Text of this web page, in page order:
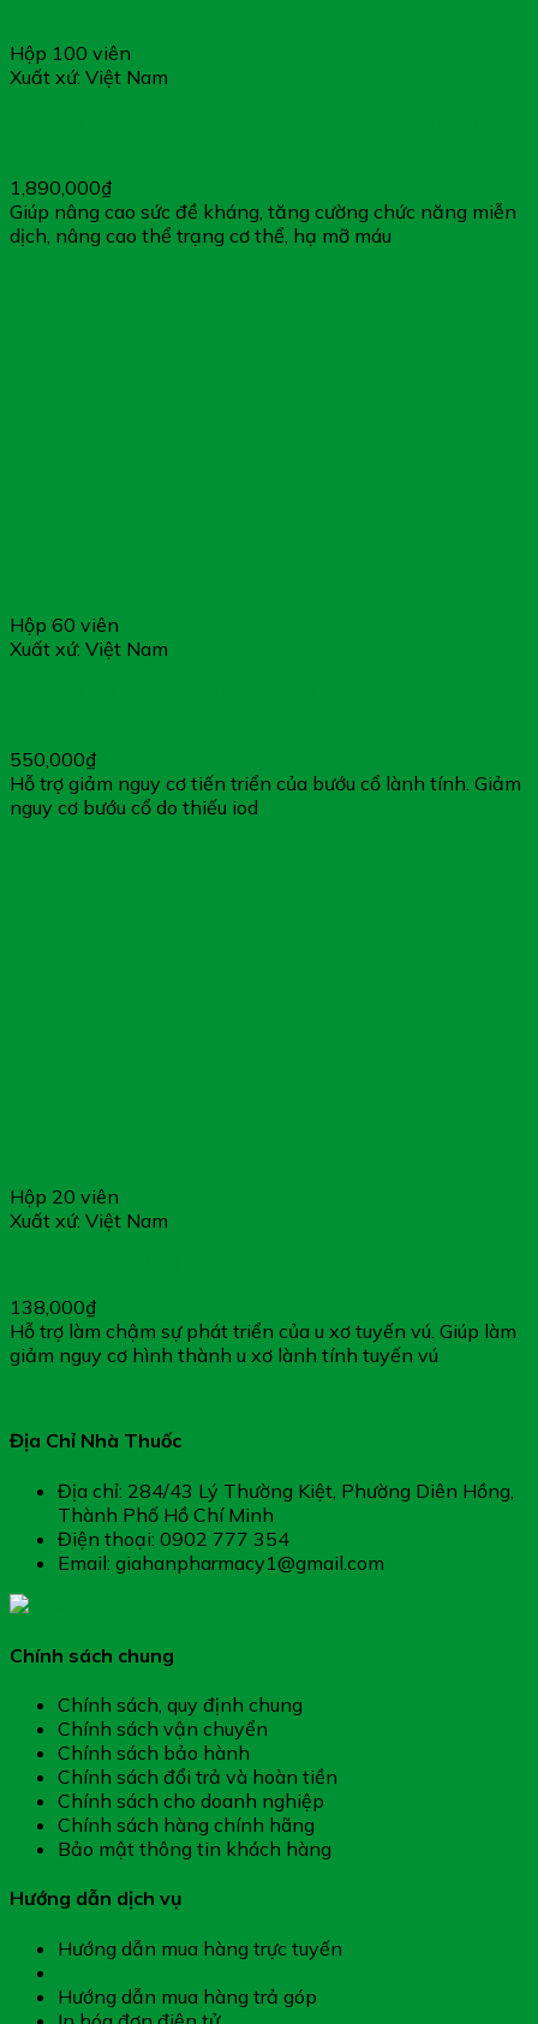
Hộp 100 viên
Xuất xứ: Việt Nam
1,890,000₫
Giúp nâng cao sức đề kháng, tăng cường chức năng miễn
dịch, nâng cao thể trạng cơ thể, hạ mỡ máu
Hộp 60 viên
Xuất xứ: Việt Nam
550,000₫
Hỗ trợ giảm nguy cơ tiến triển của bướu cổ lành tính. Giảm
nguy cơ bướu cổ do thiếu iod
Hộp 20 viên
Xuất xứ: Việt Nam
138,000₫
Hỗ trợ làm chậm sự phát triển của u xơ tuyến vú. Giúp làm
giảm nguy cơ hình thành u xơ lành tính tuyến vú
Địa Chỉ Nhà Thuốc
Địa chỉ: 284/43 Lý Thường Kiệt, Phường Diên Hồng,
Thành Phố Hồ Chí Minh
Điện thoại: 0902 777 354
Email: giahanpharmacy1@gmail.com
Chính sách chung
Chính sách, quy định chung
Chính sách vận chuyển
Chính sách bảo hành
Chính sách đổi trả và hoàn tiền
Chính sách cho doanh nghiệp
Chính sách hàng chính hãng
Bảo mật thông tin khách hàng
Hướng dẫn dịch vụ
Hướng dẫn mua hàng trực tuyến
Hướng dẫn mua hàng trả góp